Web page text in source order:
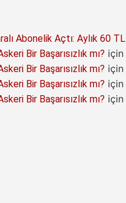
Abonelik Açtı: Aylık 60 TL
Bir Başarısızlık mı? için
Bir Başarısızlık mı? için
Bir Başarısızlık mı? için
Bir Başarısızlık mı? için